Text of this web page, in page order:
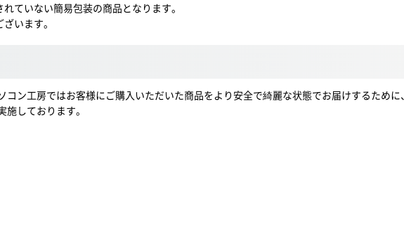
ていない簡易包装の商品となります。
います。
コン工房ではお客様にご購入いただいた商品をより安全で綺麗な状態でお届けするために、
施しております。